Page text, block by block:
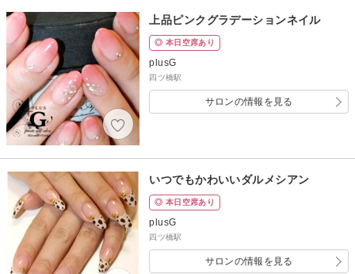
上品ピンクグラデーションネイル
◎ 本日空席あり
plusG
四ツ橋駅
サロンの情報を見る
いつでもかわいいダルメシアン
◎ 本日空席あり
plusG
四ツ橋駅
サロンの情報を見る